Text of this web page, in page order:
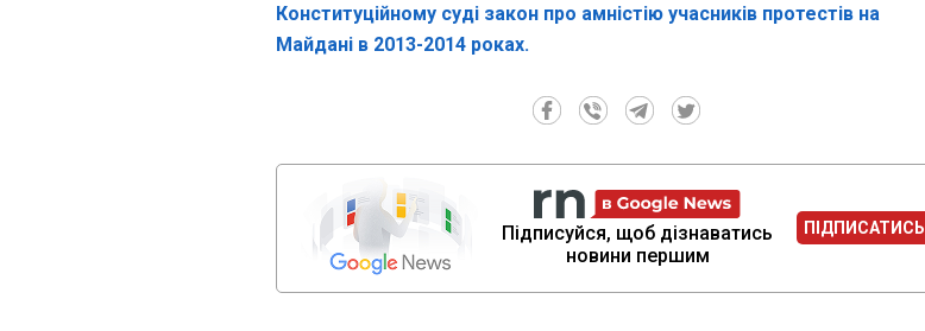
Конституційному суді закон про амністію учасників протестів на
Майдані в 2013-2014 роках.
Підписуйся, щоб дізнаватись
новини першим
ПІДПИСАТИСЬ